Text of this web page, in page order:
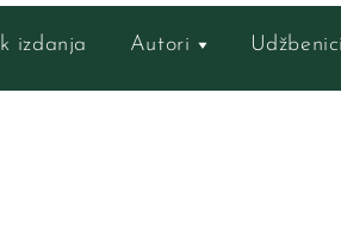
izdanja Autori Udžbenici